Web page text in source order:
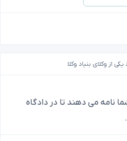
از وکلای بنیاد وکلا
نامه می دهند تا در دادگاه